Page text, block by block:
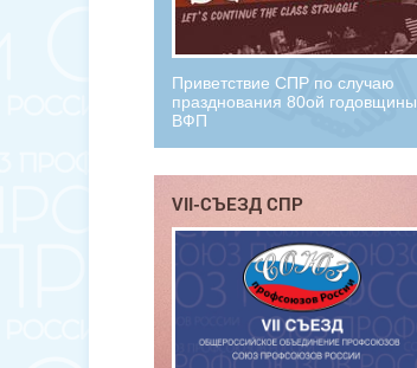
Приветствие СПР по случаю
празднования 80ой годовщины
ВФП
VII-СЪЕЗД СПР